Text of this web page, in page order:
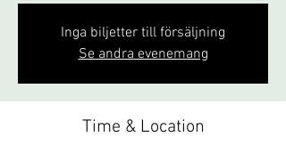
Inga biljetter till försäljning
Se andra evenemang
Time & Location